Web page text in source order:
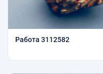
Работа 3112582